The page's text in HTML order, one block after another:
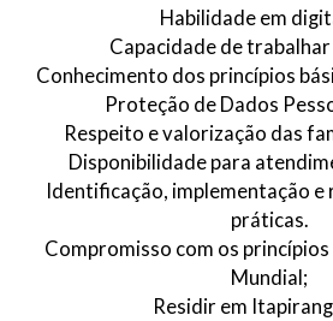
Habilidade em
Capacidade de trabalhar
Conhecimento dos princípios
Proteção de Dados
Respeito e valorização das
Disponibilidade para
Identificação, implementação e
práticas.
Compromisso com os
Mundial;
Residir em